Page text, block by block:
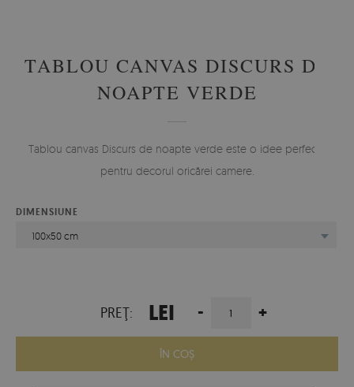
TABLOU CANVAS DISCURS DE
NOAPTE VERDE
Tablou canvas Discurs de noapte verde este o idee perfectă
pentru decorul oricărei camere.
DIMENSIUNE
100x50 cm
PREŢ: LEI - +
ÎN COŞ